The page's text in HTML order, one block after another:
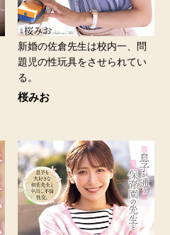
新婚の佐倉先生は校内一、問
題児の性玩具をさせられてい
る。
桜みお